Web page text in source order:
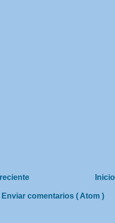
Inicio
Enviar comentarios ( Atom )